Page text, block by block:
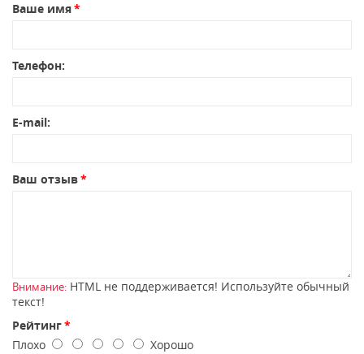
Ваше имя
Телефон:
E-mail:
Ваш отзыв
Внимание: HTML не поддерживается! Используйте обычный
текст!
Рейтинг
Плохо
Хорошо